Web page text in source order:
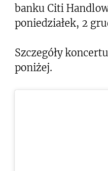
banku Citi
poniedziałek, 2
Szczegóły
poniżej.